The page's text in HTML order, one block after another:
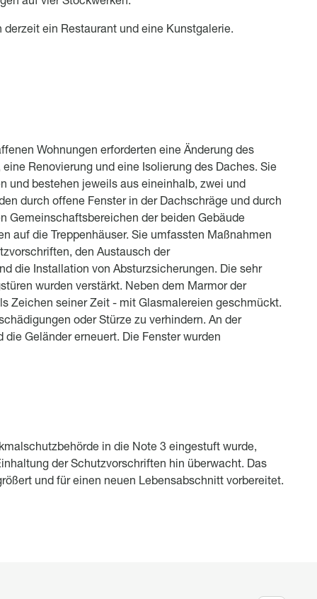
ein Restaurant und eine Kunstgalerie.
Wohnungen erforderten eine Änderung des
Renovierung und eine Isolierung des Daches. Sie
und bestehen jeweils aus eineinhalb, zwei und
durch offene Fenster in der Dachschräge und durch
Gemeinschaftsbereichen der beiden Gebäude
auf die Treppenhäuser. Sie umfassten Maßnahmen
den Austausch der
die Installation von Absturzsicherungen. Die sehr
wurden verstärkt. Neben dem Marmor der
Zeichen seiner Zeit - mit Glasmalereien geschmückt.
oder Stürze zu verhindern. An der
die Geländer erneuert. Die Fenster wurden
in die Note 3 eingestuft wurde,
der Schutzvorschriften hin überwacht. Das
und für einen neuen Lebensabschnitt vorbereitet.